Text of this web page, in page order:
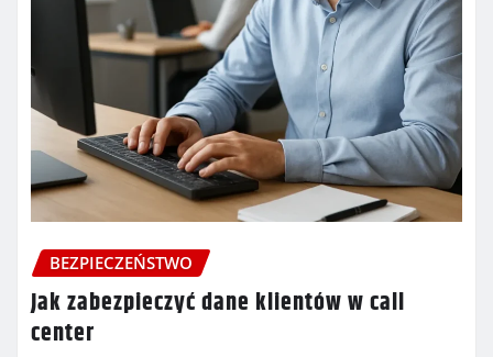
BEZPIECZEŃSTWO
Jak zabezpieczyć dane klientów w call
center